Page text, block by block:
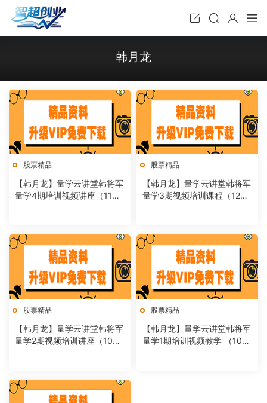
韩月龙
股票精品
【韩月龙】量学云讲堂韩将军
量学4期培训视频讲座（11
股票精品
【韩月龙】量学云讲堂韩将军
量学3期视频培训课程（12
股票精品
【韩月龙】量学云讲堂韩将军
量学2期视频培训讲座（10
股票精品
【韩月龙】量学云讲堂韩将军
量学1期培训视频教学 （10